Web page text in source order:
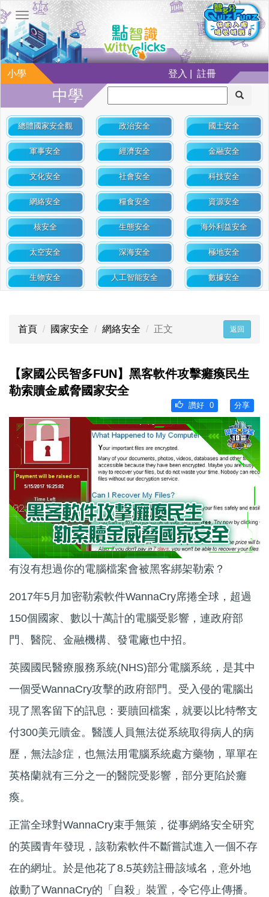
小學 登入 | 註冊
中學
總體國家安全觀 政治安全 國土安全
軍事安全 經濟安全 金融安全
文化安全 社會安全 科技安全
網絡安全 糧食安全 資源安全
核安全 生態安全 海外利益安全
太空安全 深海安全 極地安全
生物安全 人工智能安全 數據安全
首頁 國家安全 網絡安全 正文 返回
【家國公民智多FUN】黑客軟件攻擊癱瘓民生
勒索贖金威脅國家安全
分享
讚好 0
有沒有想過你的電腦檔案會被黑客綁架勒索？
2017年5月加密勒索軟件WannaCry席捲全球，超過
150個國家、數以十萬計的電腦受影響，連政府部
門、醫院、金融機構、發電廠也中招。
英國國民醫療服務系統(NHS)部分電腦系統，是其中
一個受WannaCry攻擊的政府部門。受入侵的電腦出
現了黑客留下的訊息：要贖回檔案，就要以比特幣支
付300美元贖金。醫護人員無法從系統取得病人的病
歷，無法診症，也無法用電腦系統處方藥物，單單在
英格蘭就有三分之一的醫院受影響，部分更陷於癱
瘓。
正當全球對WannaCry束手無策，從事網絡安全研究
的英國青年發現，該勒索軟件不斷嘗試進入一個不存
在的網址。於是他花了8.5英鎊註冊該域名，意外地
啟動了WannaCry的「自殺」裝置，令它停止傳播。